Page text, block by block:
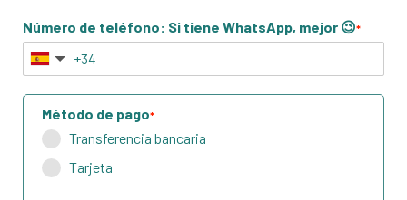
Número de teléfono: Si tiene WhatsApp, mejor 😉*
Método de pago*
Transferencia bancaria
Tarjeta